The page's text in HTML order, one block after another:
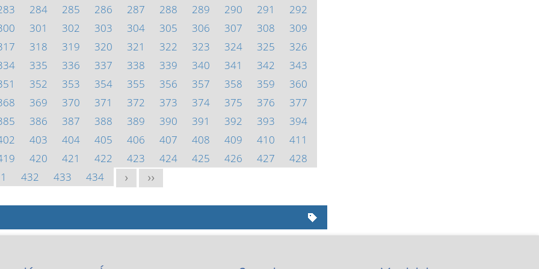
284 285 286 287 288 289 290 291
292
301 302 303 304 305 306 307 308
309
318 319 320 321 322 323 324 325
326
335 336 337 338 339 340 341 342
343
352 353 354 355 356 357 358 359
360
369 370 371 372 373 374 375 376
377
386 387 388 389 390 391 392 393
394
403 404 405 406 407 408 409 410
411
420 421 422 423 424 425 426 427
428
432 433 434 > >>